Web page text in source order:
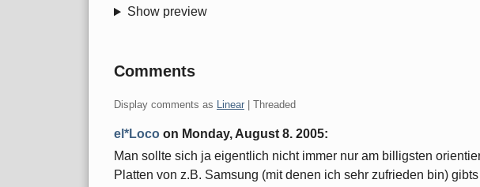
Show preview
Comments
Display comments as Linear | Threaded
el*Loco on Monday, August 8. 2005:
Man sollte sich ja eigentlich nicht immer nur am billigsten
Platten von z.B. Samsung (mit denen ich sehr zufrieden bin)